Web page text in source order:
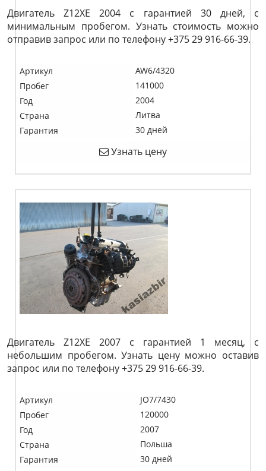
Двигатель Z12XE 2004 с гарантией 30 дней, с
минимальным пробегом. Узнать стоимость можно
отправив запрос или по телефону +375 29 916-66-39.
Артикул
AW6/4320
Пробег
141000
Год
2004
Страна
Литва
Гарантия
30 дней
Узнать цену
Двигатель Z12XE 2007 с гарантией 1 месяц, с
небольшим пробегом. Узнать цену можно оставив
запрос или по телефону +375 29 916-66-39.
Артикул
JO7/7430
Пробег
120000
Год
2007
Страна
Польша
Гарантия
30 дней